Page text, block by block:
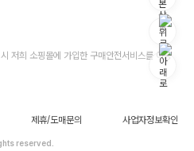
저희 소핑몰에 가입한 구매안전서비스를 이용
제휴/도매문의 사업자정보확인
reserved.